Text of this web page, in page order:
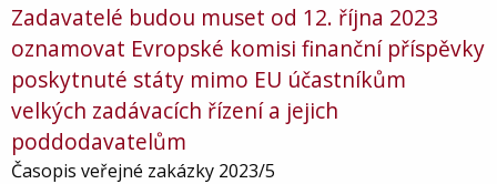
Zadavatelé budou muset od 12. října 2023
oznamovat Evropské komisi finanční příspěvky
poskytnuté státy mimo EU účastníkům
velkých zadávacích řízení a jejich
poddodavatelům
Časopis veřejné zakázky 2023/5